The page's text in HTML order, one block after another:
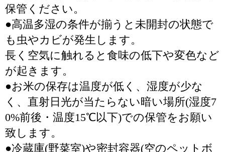
保管ください。
●高温多湿の条件が揃うと未開封の状態で
も虫やカビが発生します。
長く空気に触れると食味の低下や変色など
が起きます。
●お米の保存は温度が低く、湿度が少な
く、直射日光が当たらない暗い場所(湿度7
0%前後・温度15℃以下)での保管をお願い
致します。
●冷蔵庫(野菜室)や密封容器(空のペットボ